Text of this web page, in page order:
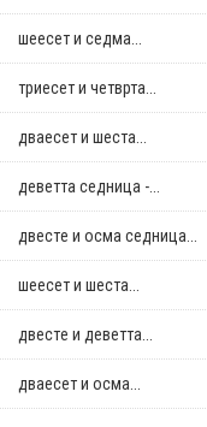
шеесет и седма...
триесет и четврта...
дваесет и шеста...
деветта седница -...
двестe и осма седница...
шеесет и шеста...
двестe и деветта...
дваесет и осма...